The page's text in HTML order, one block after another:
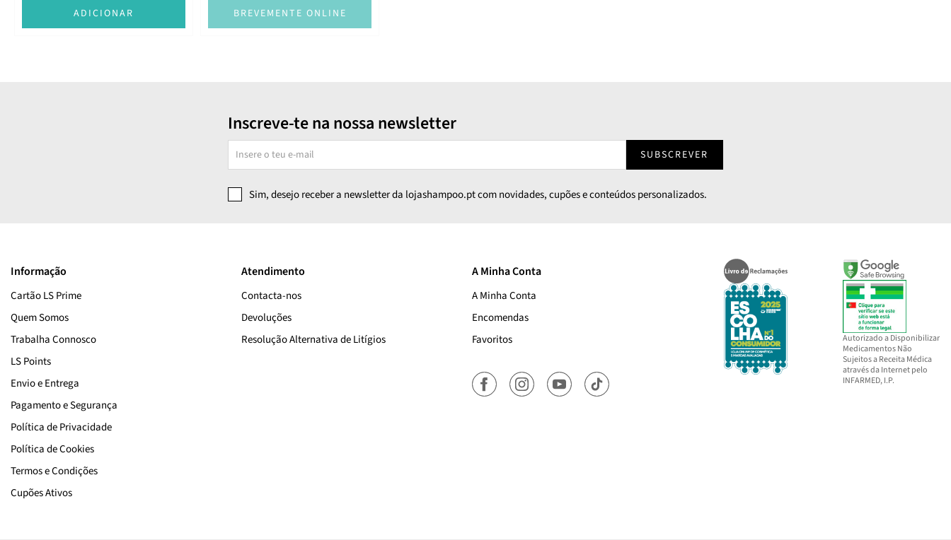
ADICIONAR BREVEMENTE ONLINE
Inscreve-te na nossa newsletter
SUBSCREVER
Sim, desejo receber a newsletter da lojashampoo.pt com novidades, cupões e conteúdos personalizados.
Informação
Cartão LS Prime
Quem Somos
Trabalha Connosco
LS Points
Envio e Entrega
Pagamento e Segurança
Política de Privacidade
Política de Cookies
Termos e Condições
Cupões Ativos
Atendimento
Contacta-nos
Devoluções
Resolução Alternativa de Litígios
A Minha Conta
A Minha Conta
Encomendas
Favoritos
Autorizado a Disponibilizar
Medicamentos Não
Sujeitos a Receita Médica
através da Internet pelo
INFARMED, I.P.